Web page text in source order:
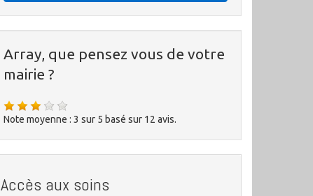
Array, que pensez vous de votre
mairie ?
Note moyenne : 3 sur 5 basé sur 12 avis.
Accès aux soins